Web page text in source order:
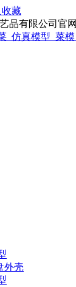
收藏
品有限公司官网
外壳